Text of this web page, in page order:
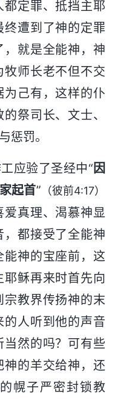
定罪、抵挡主耶
遭到了神的定罪
就是全能神，神
师长老不但不交
己有，这样的仆
祭司长、文士、
惩罚。
应验了圣经中“因
起首” （彼前4:17）
真理、渴慕神显
都接受了全能神
神的宝座前，这
稣再来时首先向
教界传扬神的末
人听到他的声音
然的吗？可有些
的羊交给神，还
幌子严密封锁教